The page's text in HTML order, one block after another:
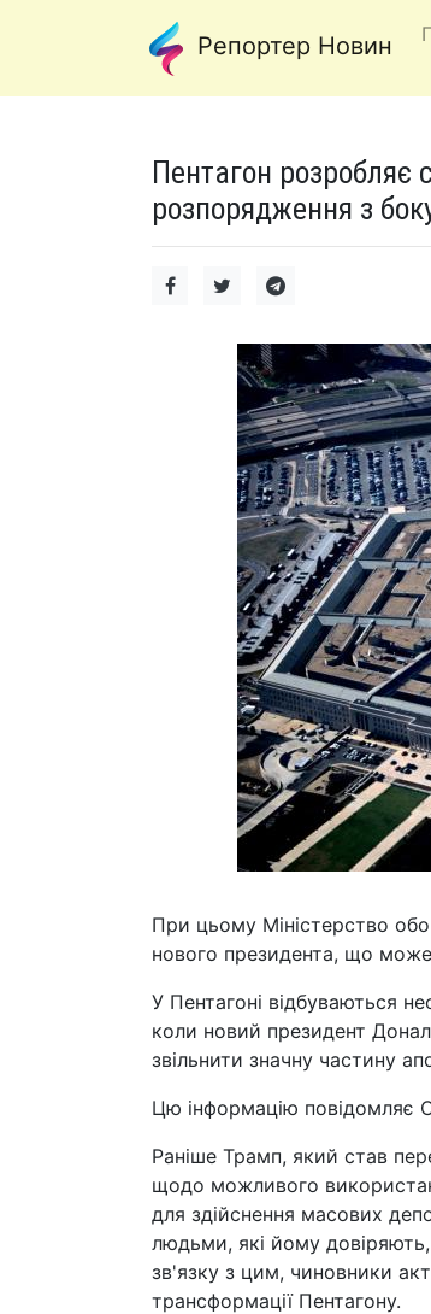
Репортер Новин
Пентагон розробляє
розпорядження з
При цьому Міністерство
нового президента, що
У Пентагоні відбуваються
коли новий президент
звільнити значну частину
Цю інформацію повідомляє
Раніше Трамп, який став
щодо можливого
для здійснення масових
людьми, які йому
зв'язку з цим, чиновники
трансформації Пентагону.